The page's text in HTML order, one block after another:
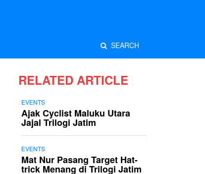
SEARCH
RELATED ARTICLE
EVENTS
Ajak Cyclist Maluku Utara
Jajal Trilogi Jatim
EVENTS
Mat Nur Pasang Target Hat-
trick Menang di Trilogi Jatim